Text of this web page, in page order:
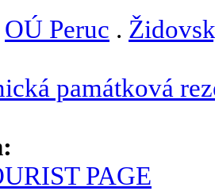
OÚ Peruc .
památková
PAGE